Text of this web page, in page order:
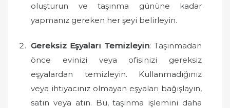
oluşturun ve taşınma gününe kadar
yapmanız gereken her şeyi belirleyin.
Gereksiz Eşyaları Temizleyin: Taşınmadan
önce evinizi veya ofisinizi gereksiz
eşyalardan temizleyin. Kullanmadığınız
veya ihtiyacınız olmayan eşyaları bağışlayın,
satın veya atın. Bu, taşınma işlemini daha